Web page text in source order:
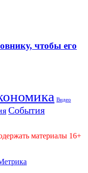
чтобы его
Видео
События
материалы 16+